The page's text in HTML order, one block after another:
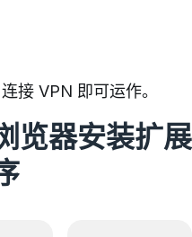
接 VPN 即可运作。
览器安装扩展